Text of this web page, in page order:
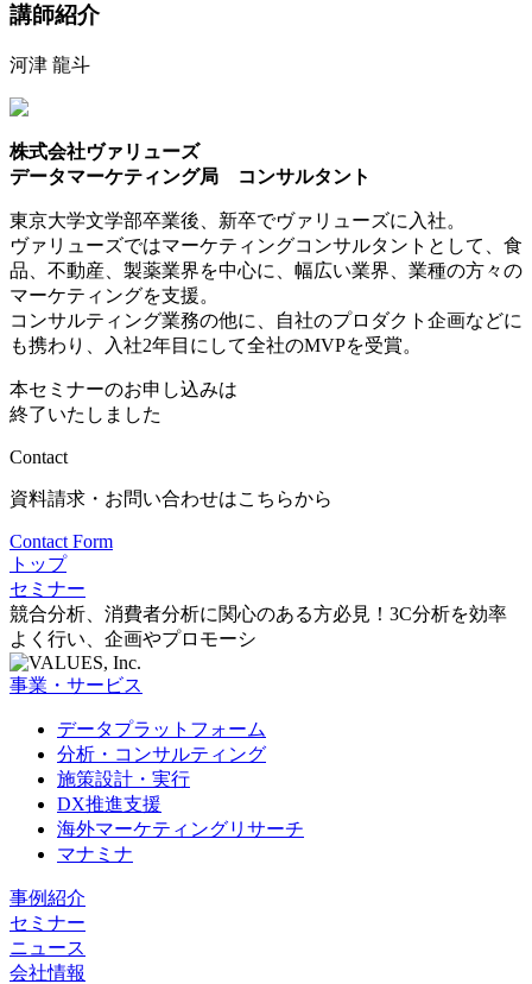
講師紹介
河津 龍斗
株式会社ヴァリューズ
データマーケティング局 コンサルタント
東京大学文学部卒業後、新卒でヴァリューズに入社。
ヴァリューズではマーケティングコンサルタントとして、食
品、不動産、製薬業界を中心に、幅広い業界、業種の方々の
マーケティングを支援。
コンサルティング業務の他に、自社のプロダクト企画などに
も携わり、入社2年目にして全社のMVPを受賞。
本セミナーのお申し込みは
終了いたしました
Contact
資料請求・お問い合わせはこちらから
Contact Form
トップ
セミナー
競合分析、消費者分析に関心のある方必見！3C分析を効率
よく行い、企画やプロモーシ
事業・サービス
データプラットフォーム
分析・コンサルティング
施策設計・実行
DX推進支援
海外マーケティングリサーチ
マナミナ
事例紹介
セミナー
ニュース
会社情報